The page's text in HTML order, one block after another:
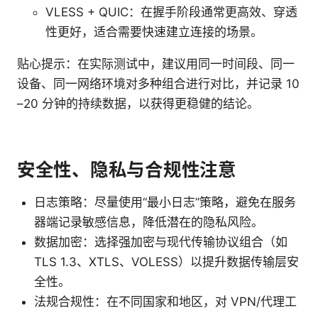
VLESS + QUIC：在握手阶段通常更高效、穿透
性更好，适合需要快速建立连接的场景。
贴心提示：在实际测试中，建议用同一时间段、同一
设备、同一网络环境对多种组合进行对比，并记录 10
–20 分钟的持续数据，以获得更稳健的结论。
安全性、隐私与合规性注意
日志策略：尽量使用“最小日志”策略，避免在服务
器端记录敏感信息，降低潜在的隐私风险。
数据加密：选择强加密与现代传输协议组合（如
TLS 1.3、XTLS、VOLESS）以提升数据传输层安
全性。
法规合规性：在不同国家和地区，对 VPN/代理工